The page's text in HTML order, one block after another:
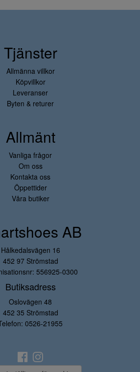
Tjänster
Allmänna villkor
Köpvillkor
Leveranser
Byten & returer
Allmänt
Vanliga frågor
Om oss
Kontakta oss
Öppettider
Våra butiker
AB
Hålkedalsvägen 16
452 97 Strömstad
556925-0300
Butiksadress
Oslovägen 48
452 35 Strömstad
0526-21955